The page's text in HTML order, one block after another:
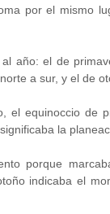
por el mismo
año: el de
a sur, y el de
el equinoccio
la
porque
indicaba el